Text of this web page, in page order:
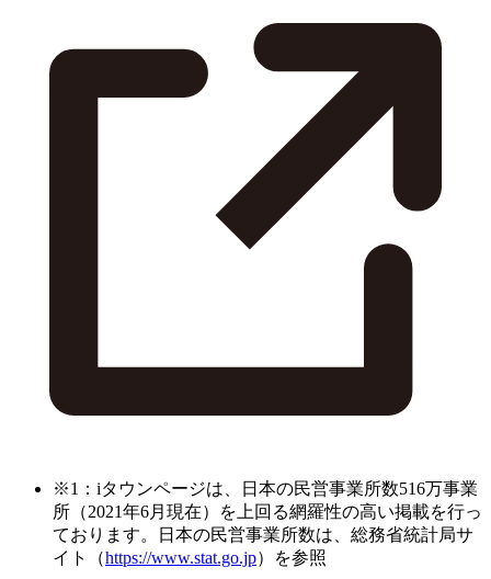
※1：iタウンページは、日本の民営事業所数516万事業
所（2021年6月現在）を上回る網羅性の高い掲載を行っ
ております。日本の民営事業所数は、総務省統計局サ
イト（https://www.stat.go.jp）を参照